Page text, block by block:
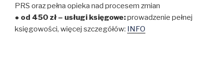
PRS oraz pełna opieka nad procesem zmian
● od 450 zł – usługi księgowe:prowadzenie pełnej
księgowości, więcej szczegółów: INFO